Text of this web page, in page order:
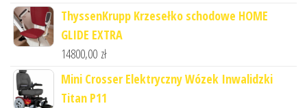
ThyssenKrupp Krzesełko schodowe HOME
GLIDE EXTRA
14800,00 zł
Mini Crosser Elektryczny Wózek Inwalidzki
Titan P11